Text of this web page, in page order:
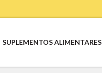
SUPLEMENTOS ALIMENTARES